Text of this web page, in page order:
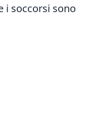
i soccorsi sono